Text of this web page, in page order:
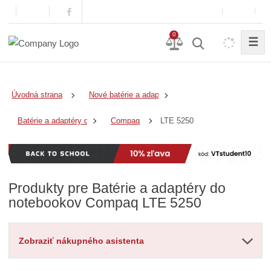
0
☰
Úvodná strana Nové batérie a adaptéry
Batérie a adaptéry do notebookov
Compaq LTE 5250
Produkty pre Batérie a adaptéry do
notebookov Compaq LTE 5250
Zobraziť nákupného asistenta